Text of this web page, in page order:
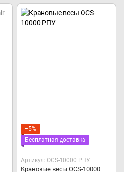
−5%
Бесплатная доставка
Артикул: OCS-10000 РПУ
Крановые весы OCS-10000